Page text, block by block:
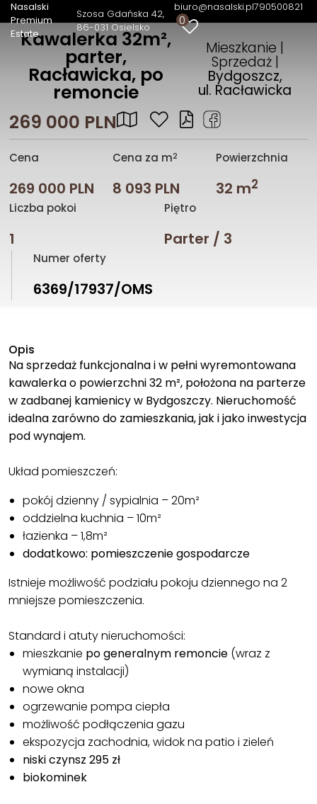
Nasalski
Premium
Estate
Szosa Gdańska 42
86-031 Osielsko
biuro@nasalski.pl790500821
0
Kawalerka 32m²,
parter,
Racławicka, po
remoncie
Mieszkanie |
Sprzedaż |
Bydgoszcz,
ul. Racławicka
269 000 PLN
Cena
269 000 PLN
Cena za m2
8 093 PLN
Powierzchnia
32 m2
Liczba pokoi
1
Piętro
Parter / 3
Numer oferty
6369/17937/OMS
Opis
Na sprzedaż funkcjonalna i w pełni wyremontowana
kawalerka o powierzchni 32 m², położona na parterze
w zadbanej kamienicy w Bydgoszczy. Nieruchomość
idealna zarówno do zamieszkania, jak i jako inwestycja
pod wynajem.
Układ pomieszczeń:
pokój dzienny / sypialnia – 20m²
oddzielna kuchnia – 10m²
łazienka – 1,8m²
dodatkowo: pomieszczenie gospodarcze
Istnieje możliwość podziału pokoju dziennego na 2
mniejsze pomieszczenia.
Standard i atuty nieruchomości:
mieszkanie po generalnym remoncie (wraz z
wymianą instalacji)
nowe okna
ogrzewanie pompa ciepła
możliwość podłączenia gazu
ekspozycja zachodnia, widok na patio i zieleń
niski czynsz 295 zł
biokominek